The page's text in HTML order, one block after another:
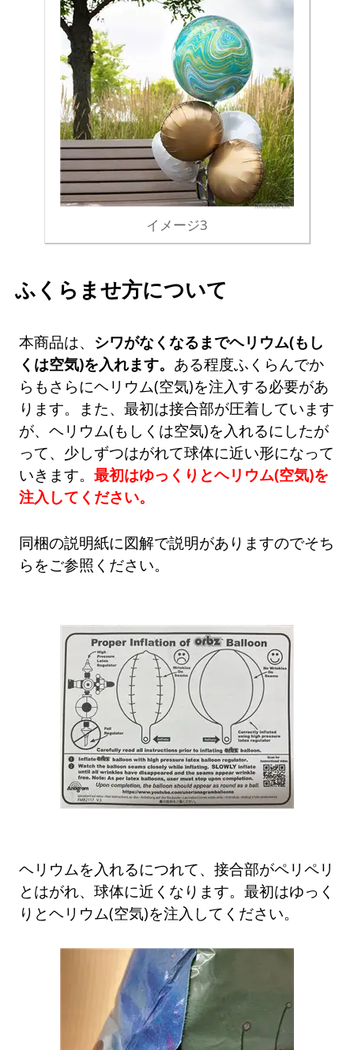
イメージ3
ふくらませ方について
本商品は、 シワがなくなるまでヘリウム(もし
くは空気)を入れます。 ある程度ふくらんでか
らもさらにヘリウム(空気)を注入する必要があ
ります。また、最初は接合部が圧着しています
が、ヘリウム(もしくは空気)を入れるにしたが
って、少しずつはがれて球体に近い形になって
いきます。最初はゆっくりとヘリウム(空気)を
注入してください。
同梱の説明紙に図解で説明がありますのでそち
らをご参照ください。
ヘリウムを入れるにつれて、接合部がペリペリ
とはがれ、球体に近くなります。最初はゆっく
りとヘリウム(空気)を注入してください。